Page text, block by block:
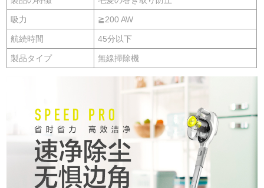
吸力 ≧200 AW
航続時間 45分以下
製品タイプ 無線掃除機